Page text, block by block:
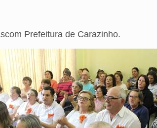
Prefeitura de Carazinho.